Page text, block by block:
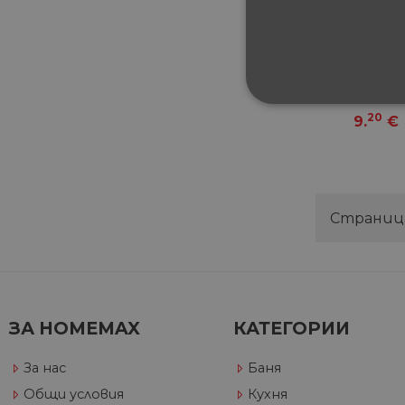
9.20 €
ЗА HOMEMAX
За нас
Общи условия
КАТЕГОРИИ
Баня
Кухня
СТРОГО
Име